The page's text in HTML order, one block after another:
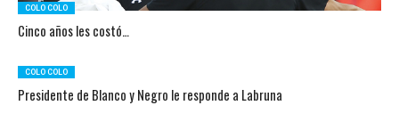
COLO COLO
Cinco años les costó…
COLO COLO
Presidente de Blanco y Negro le responde a Labruna